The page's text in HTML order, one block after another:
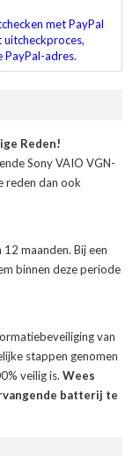
met PayPal
uitcheckproces,
adres.
Reden!
Sony VAIO VGN-
reden dan ook
maanden. Bij een
binnen deze periode
van
stappen genomen
veilig is. Wees
batterij te